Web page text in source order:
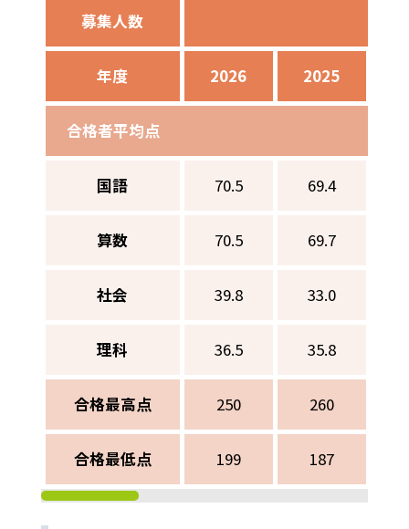
募集人数
年度 2026 2025
合格者平均点
国語 70.5 69.4
算数 70.5 69.7
社会 39.8 33.0
理科 36.5 35.8
合格最高点 250 260
合格最低点 199 187